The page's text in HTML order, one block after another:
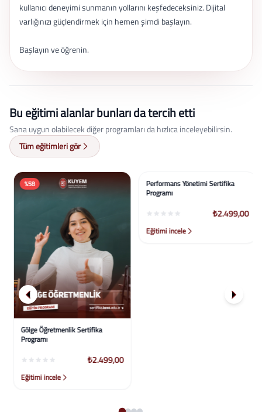
kullanıcı deneyimi sunmanın yollarını keşfedeceksiniz. Dijital
varlığınızı güçlendirmek için hemen şimdi başlayın.
Başlayın ve öğrenin.
Bu eğitimi alanlar bunları da tercih etti
Sana uygun olabilecek diğer programları da hızlıca inceleyebilirsin.
Tüm eğitimleri gör
%58
Gölge Öğretmenlik Sertifika
Programı
₺2.499,00
Eğitimi incele
%58